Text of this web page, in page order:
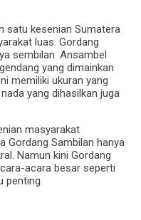
satu kesenian Sumatera
luas. Gordang
sembilan. Ansambel
yang dimainkan
memiliki ukuran yang
yang dihasilkan juga
masyarakat
Gordang Sambilan hanya
Namun kini Gordang
acara besar seperti
penting.